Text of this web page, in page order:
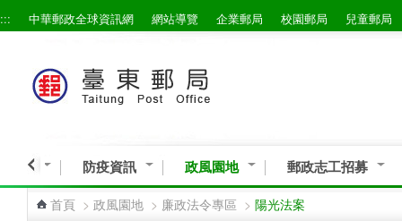
跳到主要內容區塊
::: 中華郵政全球資訊網 網站導覽 企業郵局 校園郵局 兒童郵局
專區 防疫資訊 政風園地 郵政志工招募
首頁 > 政風園地 > 廉政法令專區 > 陽光法案